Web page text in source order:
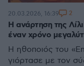
Η ανάρτηση της
έναν χρόνο
Η ηθοποιός του
γιόρτασε με τον
20.03.2026, 16:39 2